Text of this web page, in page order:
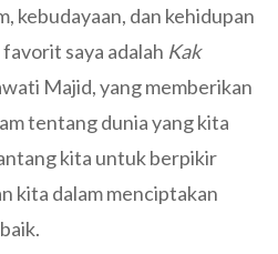
kebudayaan, dan kehidupan
saya adalah Kak
Majid, yang memberikan
tentang dunia yang kita
kita untuk berpikir
kita dalam menciptakan